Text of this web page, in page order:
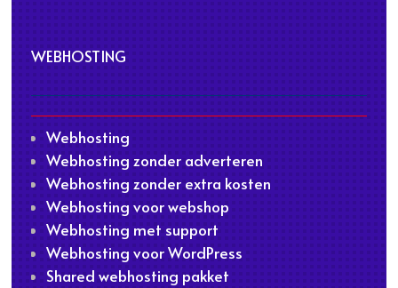
WEBHOSTING
Webhosting
Webhosting zonder adverteren
Webhosting zonder extra kosten
Webhosting voor webshop
Webhosting met support
Webhosting voor WordPress
Shared webhosting pakket